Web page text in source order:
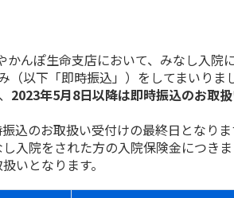
んぽ生命支店において、みなし入院
以下「即時振込」）をしてまいりま
2023年5月8日以降は即時振込のお取
のお取扱い受付けの最終日となりま
入院をされた方の入院保険金につき
いとなります。